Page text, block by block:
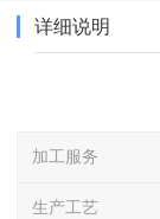
详细说明
加工服务
生产工艺